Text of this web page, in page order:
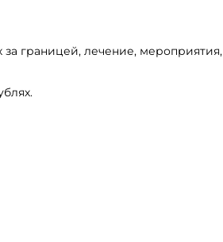
за границей, лечение, мероприятия,